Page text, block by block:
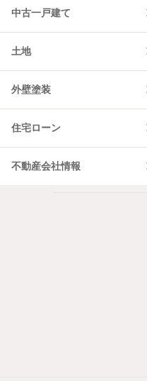
中古一戸建て
土地
外壁塗装
住宅ローン
不動産会社情報